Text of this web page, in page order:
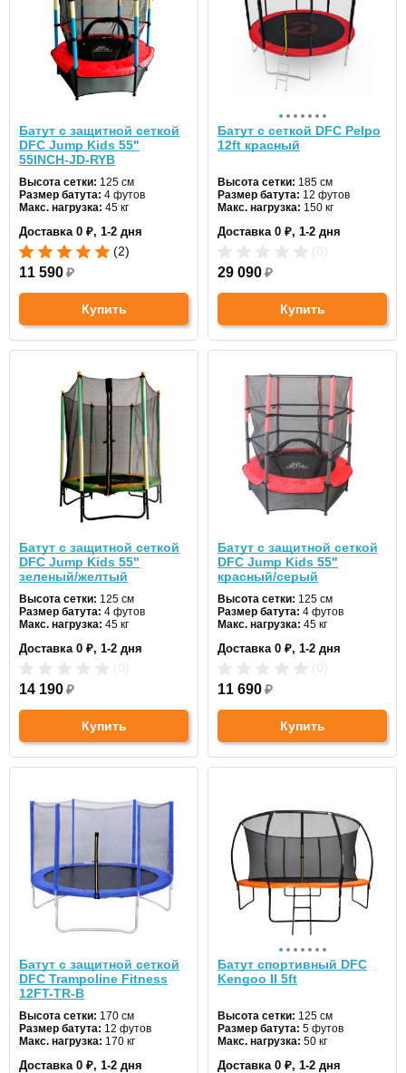
Батут с защитной сеткой
DFC Jump Kids 55"
55INCH-JD-RYB
Высота сетки: 125 см
Размер батута: 4 футов
Макс. нагрузка: 45 кг
Цвет:красный
Доставка 0 ₽, 1-2 дня
(2)
11 590₽
Купить
Батут с сеткой DFC Pelpo
12ft красный
Высота сетки: 185 см
Размер батута: 12 футов
Макс. нагрузка: 150 кг
Цвет:красный
Доставка 0 ₽, 1-2 дня
29 090₽
Купить
Батут с защитной сеткой
DFC Jump Kids 55"
зеленый/желтый
Высота сетки: 125 см
Размер батута: 4 футов
Макс. нагрузка: 45 кг
Цвет:зеленый
Доставка 0 ₽, 1-2 дня
14 190₽
Купить
Батут с защитной сеткой
DFC Jump Kids 55"
красный/серый
Высота сетки: 125 см
Размер батута: 4 футов
Макс. нагрузка: 45 кг
Цвет:красный
Доставка 0 ₽, 1-2 дня
11 690₽
Купить
Батут с защитной сеткой
DFC Trampoline Fitness
12FT-TR-B
Высота сетки: 170 см
Размер батута: 12 футов
Макс. нагрузка: 170 кг
Цвет:синий
Доставка 0 ₽, 1-2 дня
Батут спортивный DFC
Kengoo II 5ft
Высота сетки: 125 см
Размер батута: 5 футов
Макс. нагрузка: 50 кг
Цвет:оранжевый
Доставка 0 ₽, 1-2 дня